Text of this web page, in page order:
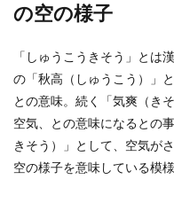
の空の様子
「しゅうこうきそう」とは
の「秋高（しゅうこう）」
との意味。続く「気爽（き
空気、との意味になるとの
きそう）」として、空気が
空の様子を意味している模様